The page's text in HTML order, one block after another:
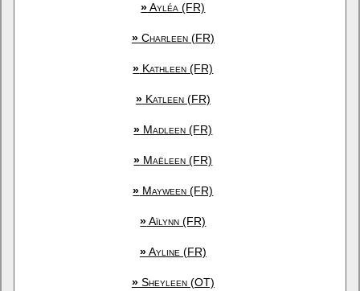
»Ayléa (FR)
»Charleen (FR)
» Kathleen (FR)
»Katleen (FR)
» Madleen (FR)
» Maëleen (FR)
» Mayween (FR)
»Aïlynn (FR)
»Ayline (FR)
»Sheyleen (OT)